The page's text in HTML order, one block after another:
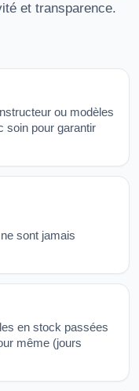
et transparence.
ou modèles
soin pour garantir
sont jamais
en stock passées
même (jours